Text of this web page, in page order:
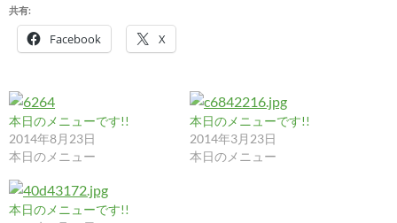
共有:
Facebook X
本日のメニューです!!
2014年8月23日
本日のメニュー
本日のメニューです!!
2014年3月23日
本日のメニュー
本日のメニューです!!